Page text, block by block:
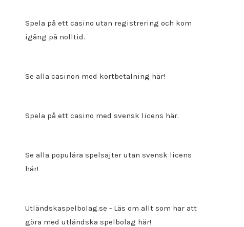
Spela på ett casino utan registrering och kom
igång på nolltid.
Se alla casinon med kortbetalning här!
Spela på ett casino med svensk licens här.
Se alla populära spelsajter utan svensk licens
här!
Utländskaspelbolag.se - Läs om allt som har att
göra med utländska spelbolag här!